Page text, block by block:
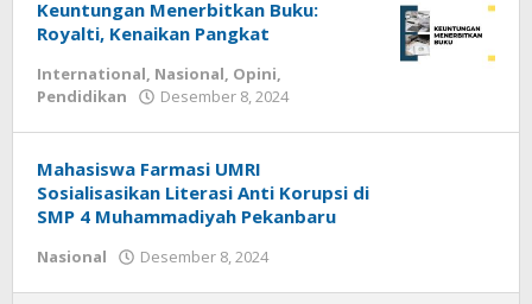
Keuntungan Menerbitkan Buku:
Royalti, Kenaikan Pangkat
International, Nasional, Opini,
Pendidikan
Desember 8, 2024
Mahasiswa Farmasi UMRI
Sosialisasikan Literasi Anti Korupsi di
SMP 4 Muhammadiyah Pekanbaru
Nasional Desember 8, 2024